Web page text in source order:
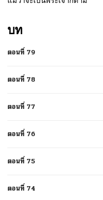
บท
ตอนที่ 79
ตอนที่ 78
ตอนที่ 77
ตอนที่ 76
ตอนที่ 75
ตอนที่ 74